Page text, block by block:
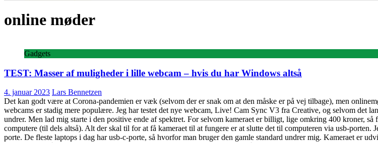
online møder
Gadgets
TEST: Masser af muligheder i lille webcam – hvis du har Windows altså
4. januar 2023 Lars Bennetzen
Det kan godt være at Corona-pandemien er væk (selvom der er snak om at den måske er på vej tilbage), men
webcams er stadig mere populære. Jeg har testet det nye webcam, Live! Cam Sync V3 fra Creative, og selvom det
undrer. Men lad mig starte i den positive ende af spektret. For selvom kameraet er billigt, lige omkring 400 kroner,
computere (til dels altså). Alt der skal til for at få kameraet til at fungere er at slutte det til computeren via usb-
porte. De fleste laptops i dag har usb-c-porte, så hvorfor man bruger den gamle standard undrer mig. Kameraet er